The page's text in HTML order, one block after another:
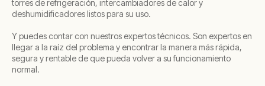
torres de refrigeración, intercambiadores de calor y
deshumidificadores listos para su uso.
Y puedes contar con nuestros expertos técnicos. Son expertos en
llegar a la raíz del problema y encontrar la manera más rápida,
segura y rentable de que pueda volver a su funcionamiento
normal.